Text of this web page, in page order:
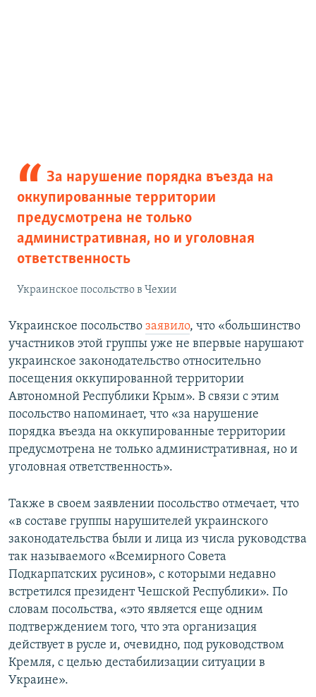
За нарушение порядка въезда на
оккупированные территории
предусмотрена не только
административная, но и уголовная
ответственность
Украинское посольство в Чехии
Украинское посольство заявило, что «большинство
участников этой группы уже не впервые нарушают
украинское законодательство относительно
посещения оккупированной территории
Автономной Республики Крым». В связи с этим
посольство напоминает, что «за нарушение
порядка въезда на оккупированные территории
предусмотрена не только административная, но и
уголовная ответственность».
Также в своем заявлении посольство отмечает, что
«в составе группы нарушителей украинского
законодательства были и лица из числа руководства
так называемого «Всемирного Совета
Подкарпатских русинов», с которыми недавно
встретился президент Чешской Республики». По
словам посольства, «это является еще одним
подтверждением того, что эта организация
действует в русле и, очевидно, под руководством
Кремля, с целью дестабилизации ситуации в
Украине».